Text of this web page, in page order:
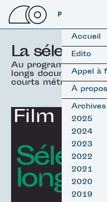
PSSFF 2026
Accueil
Edito
Appel à
À propos
Archives
2025
2024
2023
2022
2021
2020
2019
La
Au programme, 19
longs documentaires
courts métrages.
Film
longs